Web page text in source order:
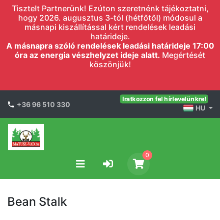
Tisztelt Partnerünk! Ezúton szeretnénk tájékoztatni,
hogy 2026. augusztus 3-tól (hétfőtől) módosul a
másnapi kiszállítással kért rendelések leadási
határideje.
A másnapra szóló rendelések leadási határideje 17:00
óra az energia vészhelyzet ideje alatt. Megértését
köszönjük!
+36 96 510 330
Iratkozzon fel hírlevelünkre!
HU
0
Bean Stalk